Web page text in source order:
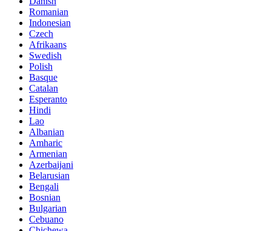
Romanian
Indonesian
Czech
Afrikaans
Swedish
Polish
Basque
Catalan
Esperanto
Hindi
Lao
Albanian
Amharic
Armenian
Azerbaijani
Belarusian
Bengali
Bosnian
Bulgarian
Cebuano